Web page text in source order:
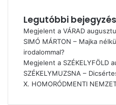
Legutóbbi
Megjelent a VÁRAD
SIMÓ MÁRTON – Majka
irodalommal?
Megjelent a SZÉKELYFÖLD
SZÉKELYMUZSNA –
X. HOMORÓDMENTI